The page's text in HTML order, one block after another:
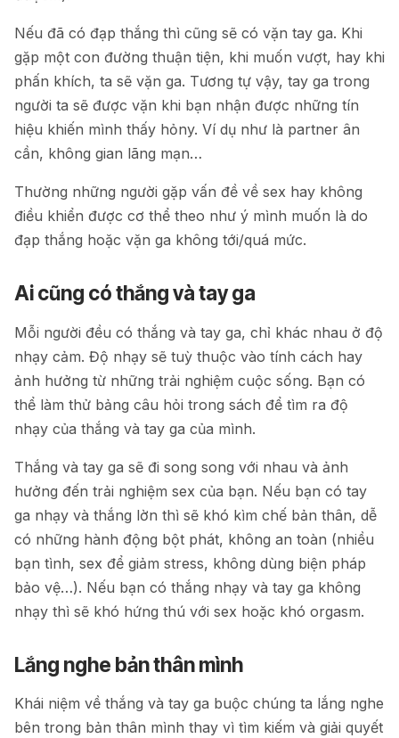
Nếu đã có đạp thắng thì cũng sẽ có vặn tay ga. Khi
gặp một con đường thuận tiện, khi muốn vượt, hay khi
phấn khích, ta sẽ vặn ga. Tương tự vậy, tay ga trong
người ta sẽ được vặn khi bạn nhận được những tín
hiệu khiến mình thấy hỏny. Ví dụ như là partner ân
cần, không gian lãng mạn…
Thường những người gặp vấn đề về sex hay không
điều khiển được cơ thể theo như ý mình muốn là do
đạp thắng hoặc vặn ga không tới/quá mức.
Ai cũng có thắng và tay ga
Mỗi người đều có thắng và tay ga, chỉ khác nhau ở độ
nhạy cảm. Độ nhạy sẽ tuỳ thuộc vào tính cách hay
ảnh hưởng từ những trải nghiệm cuộc sống. Bạn có
thể làm thử bảng câu hỏi trong sách để tìm ra độ
nhạy của thắng và tay ga của mình.
Thắng và tay ga sẽ đi song song với nhau và ảnh
hưởng đến trải nghiệm sex của bạn. Nếu bạn có tay
ga nhạy và thắng lờn thì sẽ khó kìm chế bản thân, dễ
có những hành động bột phát, không an toàn (nhiều
bạn tình, sex để giảm stress, không dùng biện pháp
bảo vệ…). Nếu bạn có thắng nhạy và tay ga không
nhạy thì sẽ khó hứng thú với sex hoặc khó orgasm.
Lắng nghe bản thân mình
Khái niệm về thắng và tay ga buộc chúng ta lắng nghe
bên trong bản thân mình thay vì tìm kiếm và giải quyết